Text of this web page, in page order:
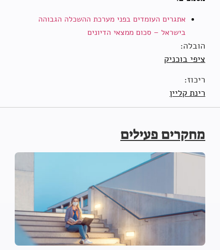
אתגרים העומדים בפני מערכת ההשכלה הגבוהה
בישראל – סכום ממצאי הדיונים
הובלה:
ציפי בוכניק
ריכוז:
רינת קליין
מחקרים פעילים